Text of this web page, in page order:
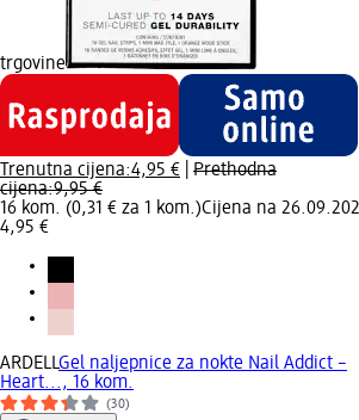
trgovine
Trenutna cijena:4,95 €
Prethodna
cijena:9,95 €
16 kom. (0,31 € za 1 kom.)Cijena na
4,95 €
ARDELLGel naljepnice za nokte Nail Addict –
Heart..., 16 kom.
(30)